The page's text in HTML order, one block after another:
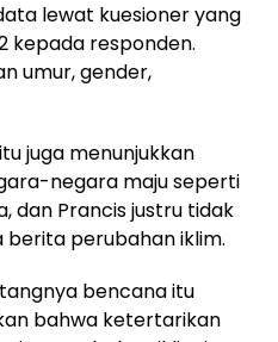
lewat kuesioner yang
kepada responden.
umur, gender,
juga menunjukkan
negara maju seperti
dan Prancis justru tidak
perubahan iklim.
bencana itu
bahwa ketertarikan